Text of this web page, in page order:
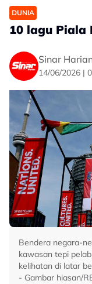
DUNIA
10 lagu Piala
Sinar
14/06/2026 |
Bendera negara-
kawasan tepi
kelihatan di latar
- Gambar hiasan/